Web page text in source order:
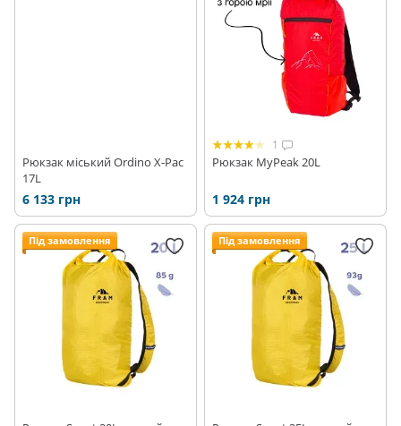
Рюкзак міський Ordino X-Pac
17L
6 133 грн
1
Рюкзак MyPeak 20L
1 924 грн
Під замовлення Під замовлення